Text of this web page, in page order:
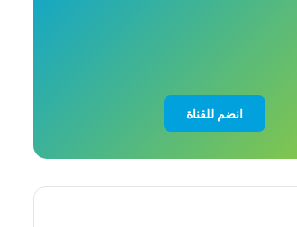
انضم للقناة